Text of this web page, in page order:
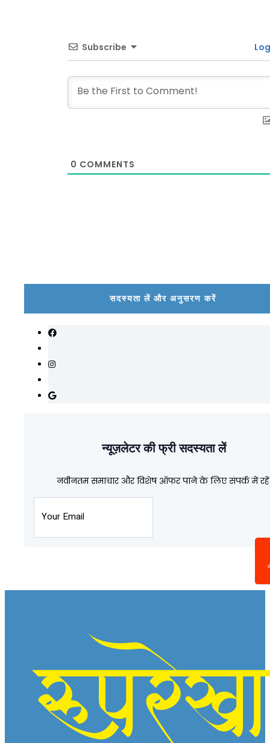
Subscribe
0 COMMENTS
सदस्यता लें और अनुसरण करें
न्यूज़लेटर की फ्री सदस्यता लें
नवीनतम समाचार और विशेष ऑफर पाने के लिए संपर्क में